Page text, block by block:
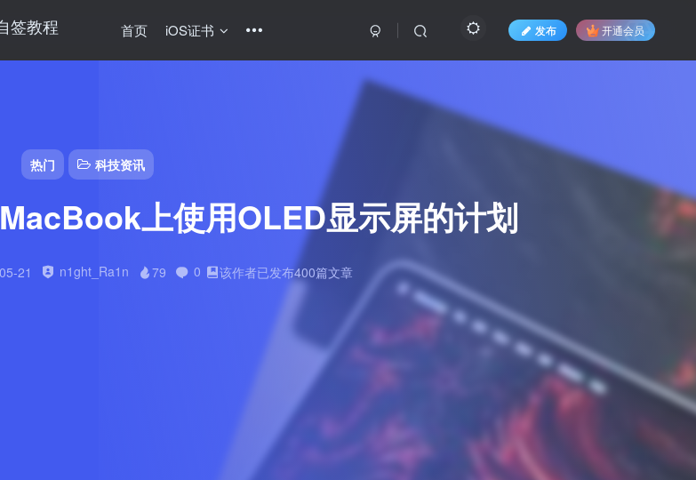
热门 科技资讯
上使用OLED显示屏的计划
21 n1ght_Ra1n 79 0 该作者已发布400篇文章
首页 iOS证书 发布 开通会员